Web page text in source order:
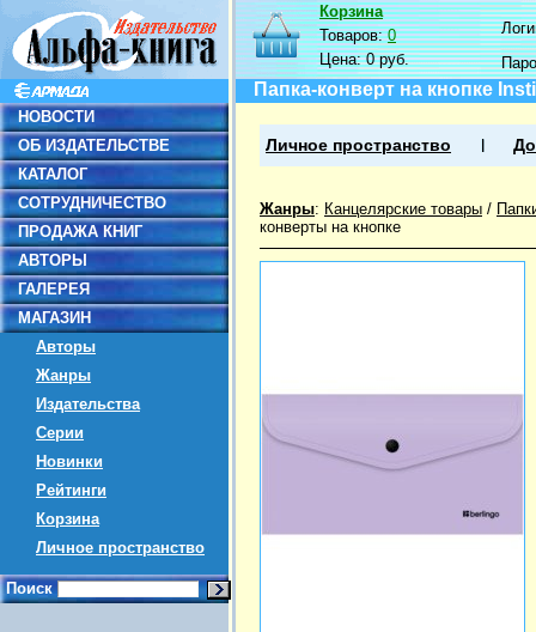
НОВОСТИ
ОБ ИЗДАТЕЛЬСТВЕ
КАТАЛОГ
СОТРУДНИЧЕСТВО
ПРОДАЖА КНИГ
АВТОРЫ
ГАЛЕРЕЯ
МАГАЗИН
Авторы
Жанры
Издательства
Серии
Новинки
Рейтинги
Корзина
Личное пространство
Поиск
Корзина
Товаров:0
Цена:0 руб.
Папка-конверт на кнопке
Личное пространство
Жанры: Канцелярские товары /
конверты на кнопке